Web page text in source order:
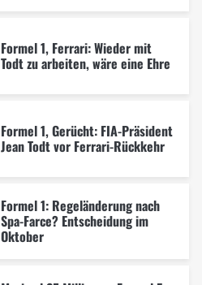
Formel 1, Ferrari: Wieder mit
Todt zu arbeiten, wäre eine Ehre
Formel 1, Gerücht: FIA-Präsident
Jean Todt vor Ferrari-Rückkehr
Formel 1: Regeländerung nach
Spa-Farce? Entscheidung im
Oktober